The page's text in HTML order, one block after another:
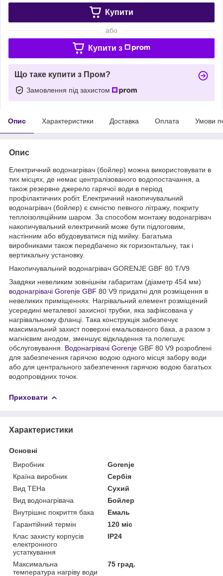
Купити
або
Купити з
Що таке купити з Пром?
Замовлення під захистом
Опис Характеристики Доставка Оплата Умови
Опис
Електричний водонагрівач (бойлер) можна використовувати в
тих місцях, де немає централізованого водопостачання, а
також резервне джерело гарячої води в період
профілактичних робіт. Електричний накопичувальний
водонагрівач (бойлер) є ємністю певного літражу, покриту
теплоізоляційним шаром. За способом монтажу водонагрівач
накопичувальний електричний може бути підлоговим,
настінним або вбудовуватися під мийку. Багатьма
виробниками також передбачено як горизонтальну, так і
вертикальну установку.
Накопичувальний водонагрівач GORENJE GBF 80 T/V9
Завдяки невеликим зовнішнім габаритам (діаметр 454 мм)
водонагрівачі Gorenje GBF 80 V9 придатні для розміщення в
невеликих приміщеннях. Нагрівальний елемент розміщений
усередині металевої захисної трубки, яка зафіксована у
нагрівальному фланці. Така конструкція забезпечує
максимальний захист поверхні емальованого бака, а разом з
магнієвим анодом, зменшує відкладення та полегшує
обслуговування. Водонагрівачі Gorenje GBF 80 V9 розроблені
для забезпечення гарячою водою одного місця забору води
або для центрального забезпечення гарячою водою багатьох
водопровідних точок.
Приховати
Характеристики
Основні
Виробник
Gorenje
Країна виробник
Сербія
Вид ТЕНа
Сухий
Вид водонагрівача
Бойлер
Внутрішнє покриття бака
Емаль
Гарантійний термін
120 міс
Клас захисту корпусів
електронного
устаткування
IP24
Максимальна
температура нагріву води
75 град.